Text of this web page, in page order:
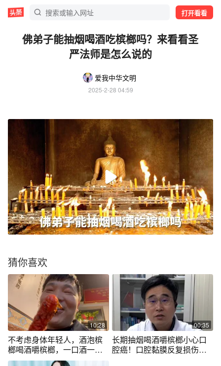
打开看看
佛弟子能抽烟喝酒吃槟榔吗？来看看圣
严法师是怎么说的
爱我中华文明
2025-2-28 04:59
猜你喜欢
10:28
不考虑身体年轻人，酒泡槟
榔喝酒嚼槟榔，一口酒一槟
榔真狠。
00:35
长期抽烟喝酒嚼槟榔小心口
腔癌！口腔黏膜反复损伤也